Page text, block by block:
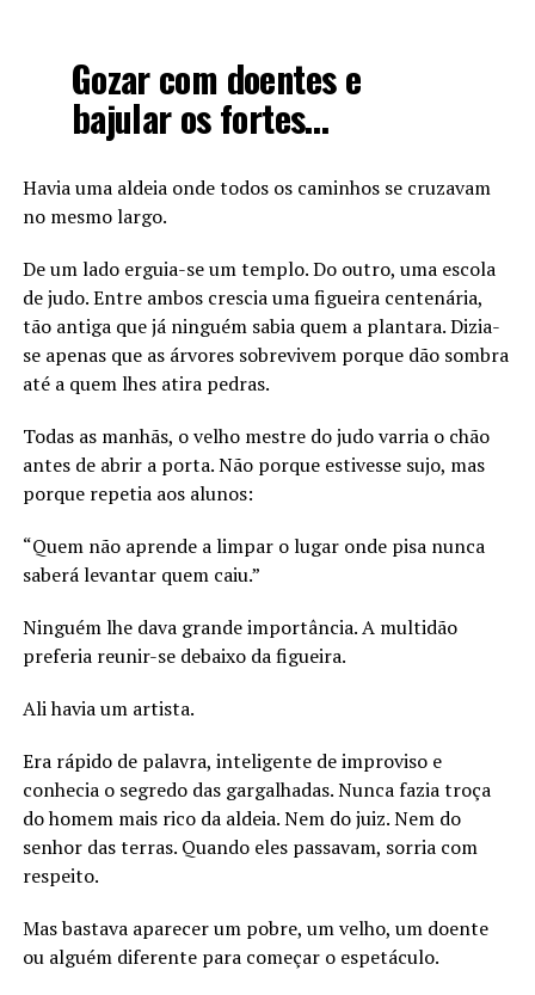
Gozar com doentes e
bajular os fortes…
Havia uma aldeia onde todos os caminhos se cruzavam
no mesmo largo.
De um lado erguia-se um templo. Do outro, uma escola
de judo. Entre ambos crescia uma figueira centenária,
tão antiga que já ninguém sabia quem a plantara. Dizia-
se apenas que as árvores sobrevivem porque dão sombra
até a quem lhes atira pedras.
Todas as manhãs, o velho mestre do judo varria o chão
antes de abrir a porta. Não porque estivesse sujo, mas
porque repetia aos alunos:
“Quem não aprende a limpar o lugar onde pisa nunca
saberá levantar quem caiu.”
Ninguém lhe dava grande importância. A multidão
preferia reunir-se debaixo da figueira.
Ali havia um artista.
Era rápido de palavra, inteligente de improviso e
conhecia o segredo das gargalhadas. Nunca fazia troça
do homem mais rico da aldeia. Nem do juiz. Nem do
senhor das terras. Quando eles passavam, sorria com
respeito.
Mas bastava aparecer um pobre, um velho, um doente
ou alguém diferente para começar o espetáculo.